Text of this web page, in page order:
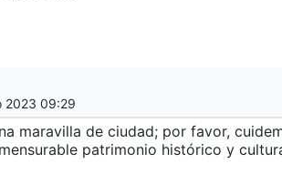
2023 09:29
maravilla de ciudad; por favor,
patrimonio histórico y